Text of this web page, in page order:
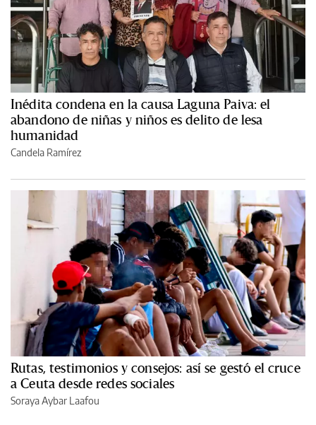
Inédita condena en la causa Laguna Paiva: el
abandono de niñas y niños es delito de lesa
humanidad
Candela Ramírez
Rutas, testimonios y consejos: así se gestó el cruce
a Ceuta desde redes sociales
Soraya Aybar Laafou